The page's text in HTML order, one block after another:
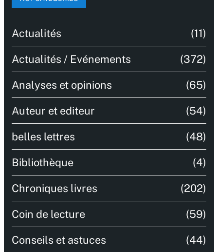
Actualités (11)
Actualités / Evénements (372)
Analyses et opinions (65)
Auteur et editeur (54)
belles lettres (48)
Bibliothèque (4)
Chroniques livres (202)
Coin de lecture (59)
Conseils et astuces (44)